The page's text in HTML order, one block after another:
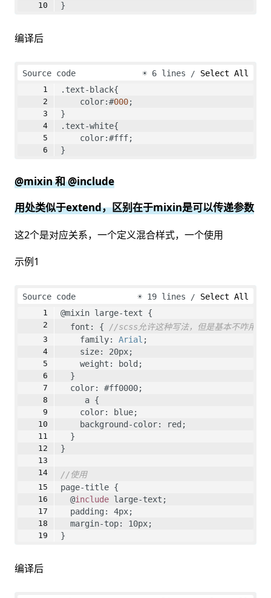
}
编译后
Source code ☀ 6 lines
Select All
.text-black{
    color:#
000;
}
.text-white{
    color:#fff;
}
@mixin 和 @include
用处类似于extend，区别在于mixin是可以传递参数
这2个是对应关系，一个定义混合样式，一个使用
示例1
Source code ☀ 19 lines
Select All
@mixin large-text {
  font: {
//scss允许这种写法，但是基本不咋用
    family:
Arial ;
    size: 20px;
    weight: bold;
  }
  color: #ff0000;
     a {
    color: blue;
    background-color: red;
  }
}
//使用
page-title {
  @
include large-text;
  padding: 4px;
  margin-top: 10px;
}
编译后